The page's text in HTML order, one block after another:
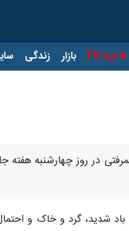
ایرنا TV بازار زندگی
در روز چهارشنبه هفته
شدید، گرد و خاک و